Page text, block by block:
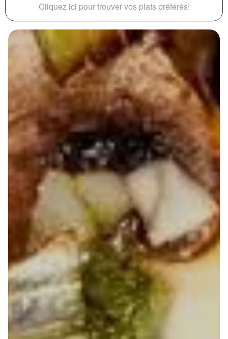
Cliquez ici pour trouver vos plats préférés!